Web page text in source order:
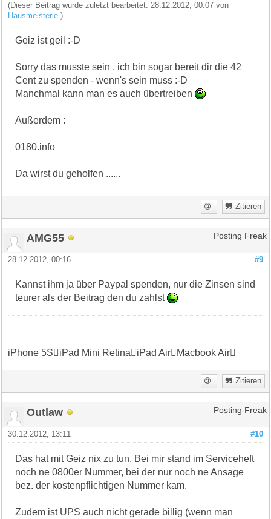
(Dieser Beitrag wurde zuletzt bearbeitet: 28.12.2012, 00:07 von
Hausmeisterle .)
Geiz ist geil :-D
Sorry das musste sein , ich bin sogar bereit dir die 42
Cent zu spenden - wenn's sein muss :-D
Manchmal kann man es auch übertreiben
Außerdem :
0180.info
Da wirst du geholfen ......
Zitieren
AMG55 Posting Freak
#9
28.12.2012, 00:16
Kannst ihm ja über Paypal spenden, nur die Zinsen sind
teurer als der Beitrag den du zahlst
iPhone 5SiPad Mini RetinaiPad AirMacbook Air
Zitieren
Outlaw Posting Freak
#10
30.12.2012, 13:11
Das hat mit Geiz nix zu tun. Bei mir stand im Serviceheft
noch ne 0800er Nummer, bei der nur noch ne Ansage
bez. der kostenpflichtigen Nummer kam.
Zudem ist UPS auch nicht gerade billig (wenn man